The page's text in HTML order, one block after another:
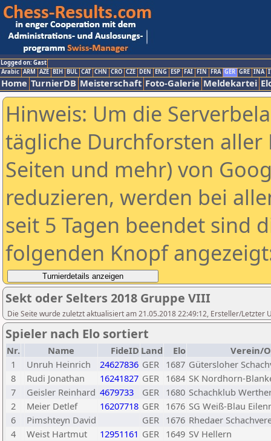
Logged on: Gast
Arabic ARM AZE BIH BUL CAT CHN CRO CZE DEN ENG ESP FAI FIN FRA GER GRE INA
Home TurnierDB Meisterschaft Foto-Galerie Meldekartei
Hinweis: Um die
tägliche Durchforsten aller
Seiten und mehr) von
reduzieren, werden bei
seit 5 Tagen beendet sind
folgenden Knopf
Sekt oder Selters 2018 Gruppe VIII
Die Seite wurde zuletzt aktualisiert am 21.05.2018 22:49:12, Ersteller/Letzter
Spieler nach Elo sortiert
Nr. Name FideID Land Elo
Verein/
1
Unruh Heinrich 24627836 GER 1687 Gütersloher
8
Rudi Jonathan 16241827 GER 1684 SK Nordhorn-
7
Geisler Reinhard 4679733 GER 1680 Schachklub
2
Meier Detlef 16207718 GER 1676 SG Weiß-Blau
6
Pimshteyn David GER 1676 Rhedaer
4
Weist Hartmut 12951161 GER 1649 SV Hellern